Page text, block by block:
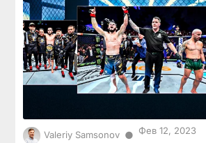
Valeriy Samsonov ● Фев 12, 2023